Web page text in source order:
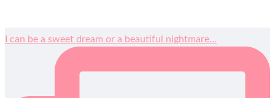
I can be a sweet dream or a beautiful nightmare…